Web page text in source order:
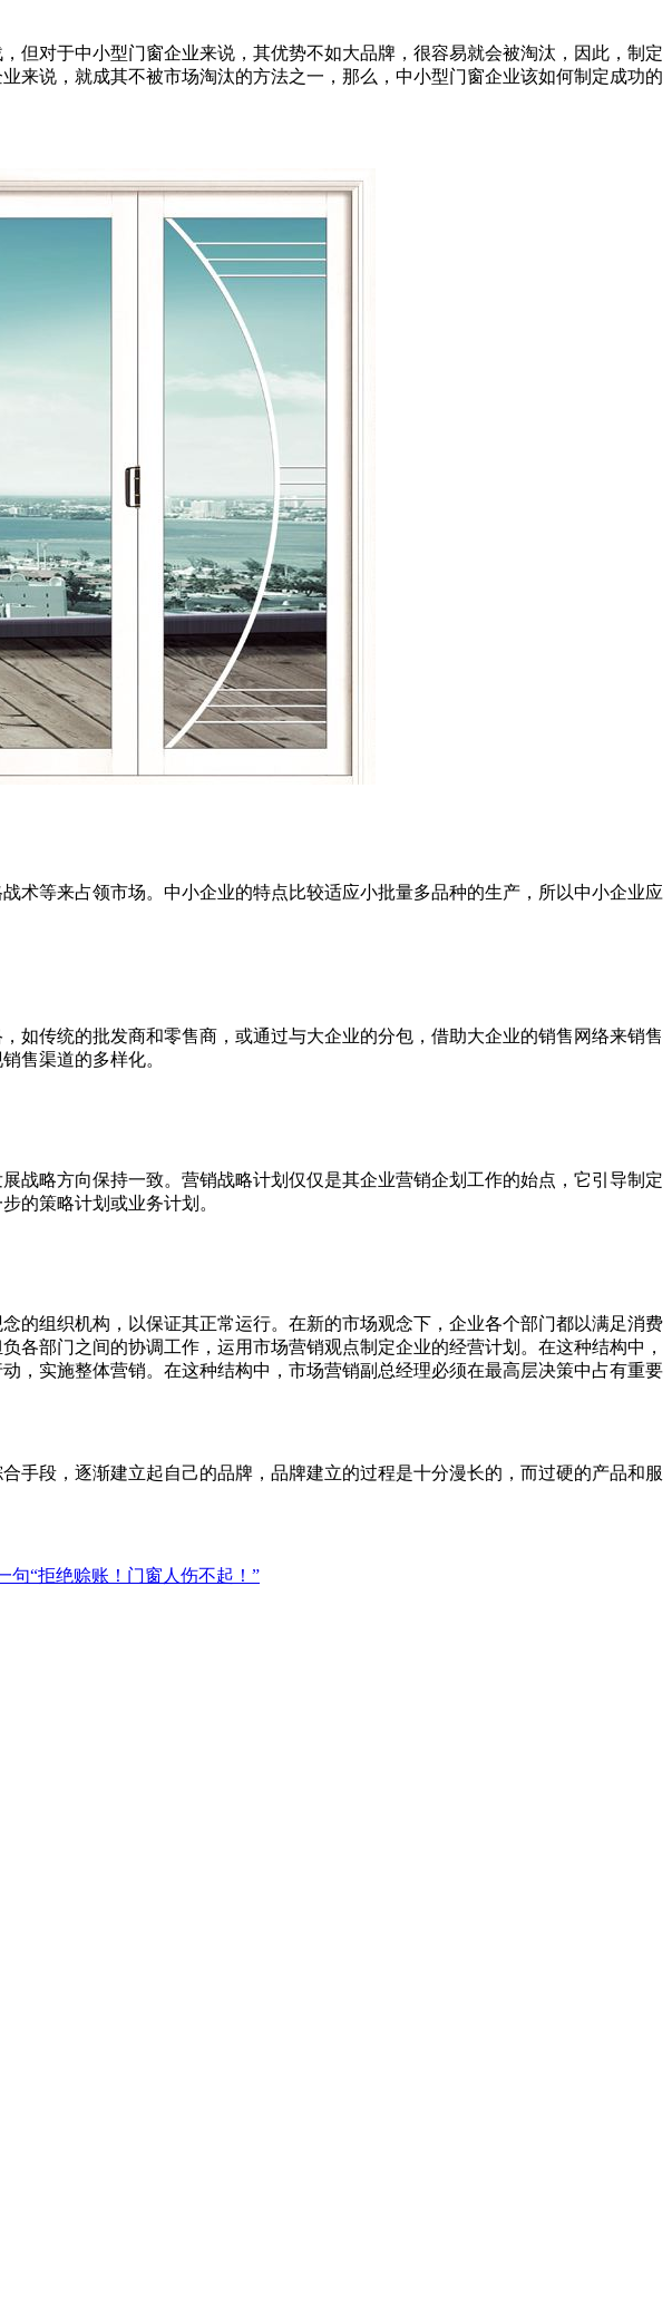
但对于中小型门窗企业来说，其优势不如大品牌，很容易就会被淘汰，因此，制定
来说，就成其不被市场淘汰的方法之一，那么，中小型门窗企业该如何制定成功的
术等来占领市场。中小企业的特点比较适应小批量多品种的生产，所以中小企业应
如传统的批发商和零售商，或通过与大企业的分包，借助大企业的销售网络来销售
售渠道的多样化。
战略方向保持一致。营销战略计划仅仅是其企业营销企划工作的始点，它引导制定
的策略计划或业务计划。
的组织机构，以保证其正常运行。在新的市场观念下，企业各个部门都以满足消费
部门之间的协调工作，运用市场营销观点制定企业的经营计划。在这种结构中，
，实施整体营销。在这种结构中，市场营销副总经理必须在最高层决策中占有重要
手段，逐渐建立起自己的品牌，品牌建立的过程是十分漫长的，而过硬的产品和服
句“拒绝赊账！门窗人伤不起！”